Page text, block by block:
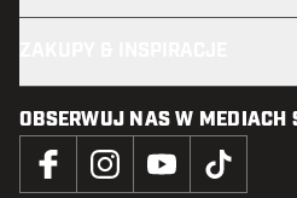
OBSERWUJ NAS W MEDIACH